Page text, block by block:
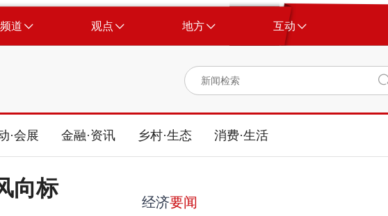
频道 观点 地方 互动
·会展 金融·资讯 乡村·生态 消费·生活
向标
经济要闻